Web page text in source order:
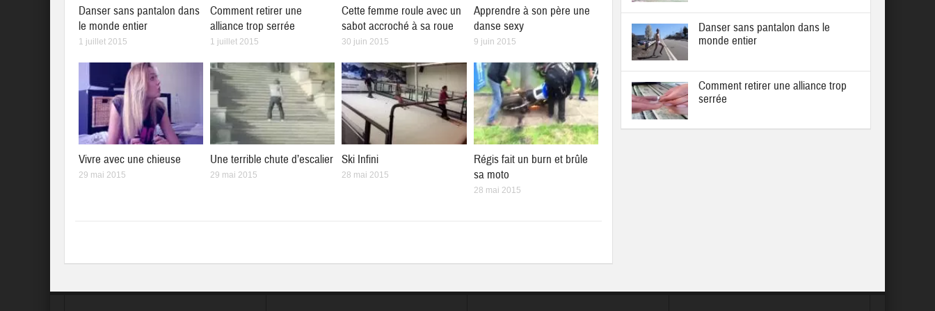
Danser sans pantalon dans
le monde entier
1 juillet 2015
Comment retirer une
alliance trop serrée
1 juillet 2015
Cette femme roule avec un
sabot accroché à sa roue
30 juin 2015
Apprendre à son père une
danse sexy
9 juin 2015
Vivre avec une chieuse
29 mai 2015
Une terrible chute d’escalier
29 mai 2015
Ski Infini
28 mai 2015
Régis fait un burn et brûle
sa moto
28 mai 2015
Danser sans pantalon dans le
monde entier
Comment retirer une alliance trop
serrée